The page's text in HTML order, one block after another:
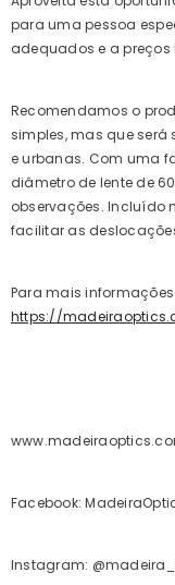
para uma pessoa
adequados e a
Recomendamos o
simples, mas que
e urbanas. Com uma
diâmetro de lente de
observações. Incluído
facilitar as
Para mais
https://
Facebook:
Instagram: